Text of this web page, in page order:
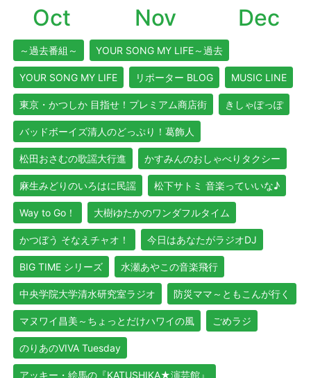
Oct
Nov Dec
～過去番組～ YOUR SONG MY LIFE～過去
YOUR SONG MY LIFE リポーター BLOG MUSIC LINE
東京・かつしか 目指せ！プレミアム商店街 きしゃぽっぽ
バッドボーイズ清人のどっぷり！葛飾人
松田おさむの歌謡大行進 かすみんのおしゃべりタクシー
麻生みどりのいろはに民謡 松下サトミ 音楽っていいな♪
Way to Go！ 大樹ゆたかのワンダフルタイム
かつぼう そなえチャオ！ 今日はあなたがラジオDJ
BIG TIME シリーズ 水瀬あやこの音楽飛行
中央学院大学清水研究室ラジオ 防災ママ～ともこんが行く
マヌワイ昌美～ちょっとだけハワイの風 ごめラジ
のりあのVIVA Tuesday
アッキー・絵馬の『KATUSHIKA★演芸館』